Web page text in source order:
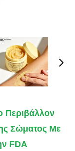
Περιβάλλον
Σώματος Με
FDA